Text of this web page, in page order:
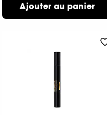
Ajouter au panier